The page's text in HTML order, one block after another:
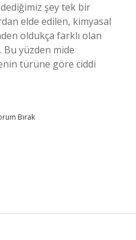
dediğimiz şey tek bir
elde edilen, kimyasal
oldukça farklı olan
yüzden mide
türüne göre ciddi
Bırak